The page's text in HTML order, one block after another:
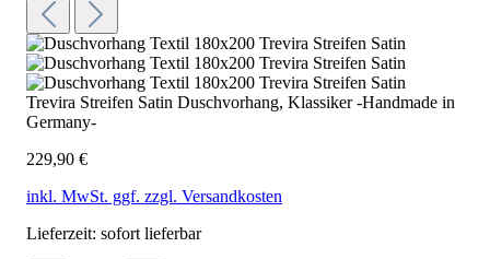
Trevira Streifen Satin Duschvorhang, Klassiker -Handmade in
Germany-
229,90 €
inkl. MwSt. ggf. zzgl. Versandkosten
Lieferzeit: sofort lieferbar